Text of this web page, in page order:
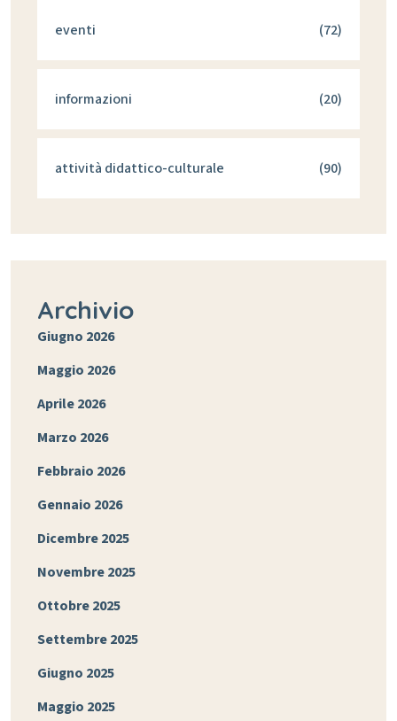
eventi (72)
informazioni (20)
attività didattico-culturale (90)
Archivio
Giugno 2026
Maggio 2026
Aprile 2026
Marzo 2026
Febbraio 2026
Gennaio 2026
Dicembre 2025
Novembre 2025
Ottobre 2025
Settembre 2025
Giugno 2025
Maggio 2025